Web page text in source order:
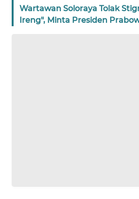
Wartawan Soloraya Tolak
Ireng", Minta Presiden
Regional